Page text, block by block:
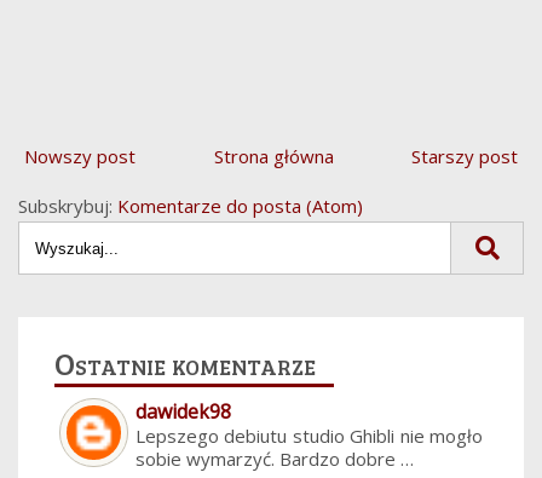
Nowszy post Starszy post
Strona główna
Subskrybuj: Komentarze do posta (Atom)
Ostatnie komentarze
dawidek98
Lepszego debiutu studio Ghibli nie mogło
sobie wymarzyć. Bardzo dobre …